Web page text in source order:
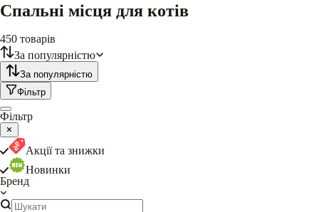
Спальні місця для котів
450 товарів
За популярністю
За популярністю
Фільтр
Фільтр
Акції та знижки
Новинки
Бренд